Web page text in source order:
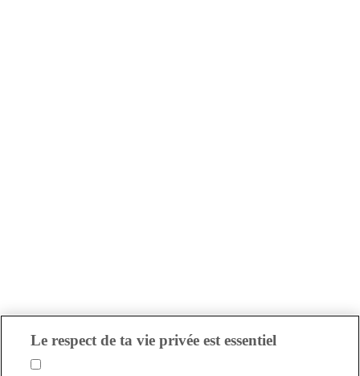
Le respect de ta vie privée est essentiel